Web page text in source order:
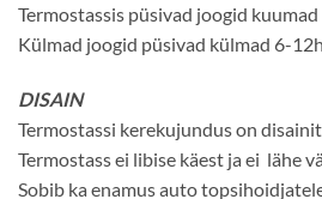
Termostassis püsivad joogid
Külmad joogid püsivad külmad 6-
DISAIN
Termostassi kerekujundus on
Termostass ei libise käest ja ei lähe
Sobib ka enamus auto